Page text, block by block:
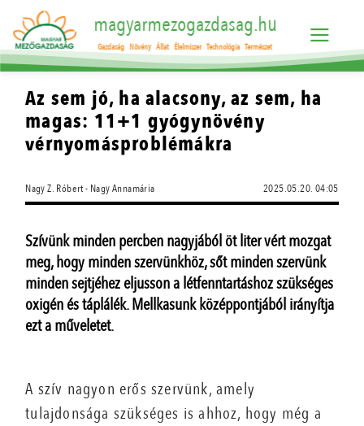
magyarmezogazdasag.hu
Gazdaság Növény Állat Élelmiszer Technológia Természet
Az sem jó, ha alacsony, az sem, ha
magas: 11+1 gyógynövény
vérnyomásproblémákra
Nagy Z. Róbert - Nagy Annamária 2025.05.20. 04:05
Szívünk minden percben nagyjából öt liter vért mozgat
meg, hogy minden szervünkhöz, sőt minden szervünk
minden sejtjéhez eljusson a létfenntartáshoz szükséges
oxigén és táplálék. Mellkasunk középpontjából irányítja
ezt a műveletet.
A szív nagyon erős szervünk, amely
tulajdonsága szükséges is ahhoz, hogy még a